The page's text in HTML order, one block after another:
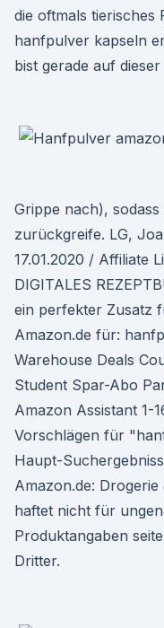
die oftmals
hanfpulver kapseln
bist gerade auf
Grippe nach),
zurückgreife. LG,
17.01.2020 / Affiliate
DIGITALES
ein perfekter Zusatz
Amazon.de für:
Warehouse Deals
Student Spar-Abo
Amazon Assistant 1-
Vorschlägen für
Haupt-
Amazon.de:
haftet nicht für
Produktangaben
Dritter.